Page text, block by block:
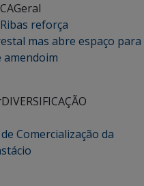
Geral
reforça
mas abre espaço para
amendoim
DIVERSIFICAÇÃO
Comercialização da